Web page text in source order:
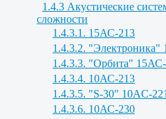
1.4.3 Акустические
сложности
1.4.3.1. 15АС-213
1.4.3.2. "Электроника"
1.4.3.3. "Орбита"
1.4.3.4. 10АС-213
1.4.3.5. "S-30" 10AC-
1.4.3.6. 10АС-230